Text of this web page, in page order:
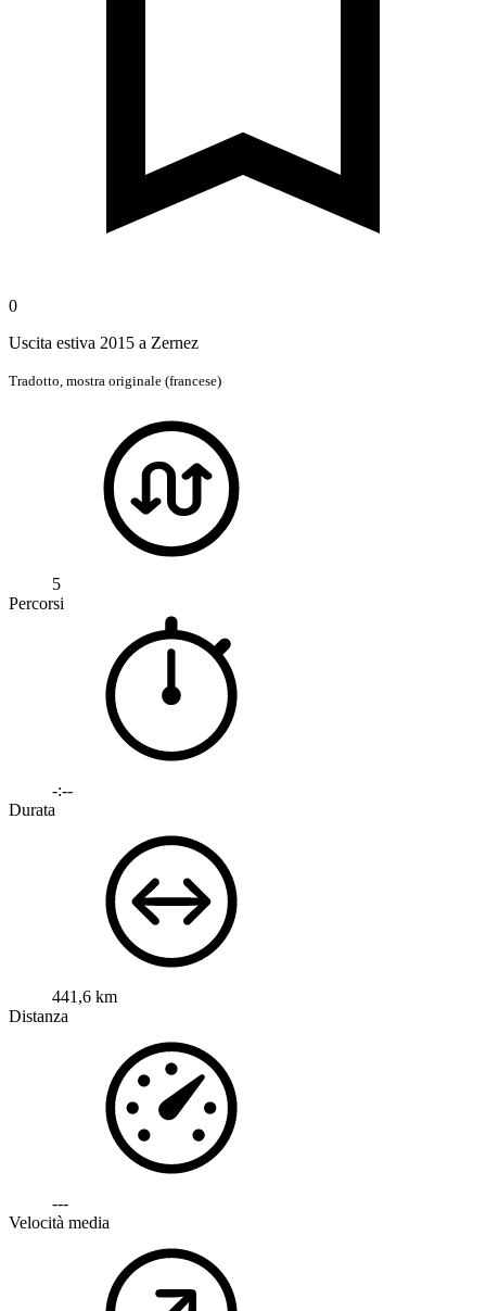
0
Uscita estiva 2015 a Zernez
Tradotto, mostra originale (francese)
5
Percorsi
-:--
Durata
441,6 km
Distanza
---
Velocità media